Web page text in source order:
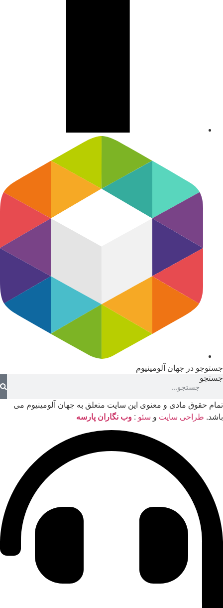
جستوجو در جهان آلومینیوم
جستجو
تمام حقوق مادی و معنوی این سایت متعلق به جهان آلومینیوم می
باشد. طراحی سایت و سئو : وب نگاران پارسه